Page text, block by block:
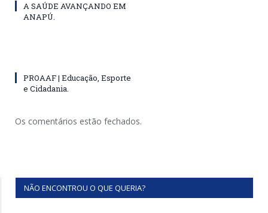
A SAÚDE AVANÇANDO EM
ANAPÚ.
PROAAF | Educação, Esporte
e Cidadania.
Os comentários estão fechados.
NÃO ENCONTROU O QUE QUERIA?